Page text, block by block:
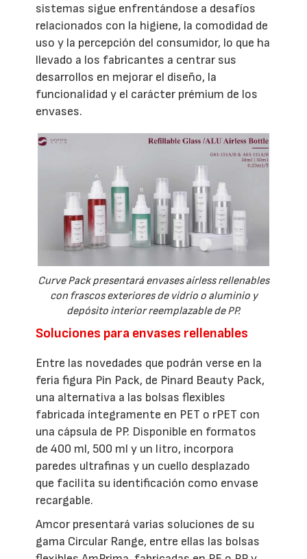
sistemas sigue enfrentándose a desafíos
relacionados con la higiene, la comodidad de
uso y la percepción del consumidor, lo que ha
llevado a los fabricantes a centrar sus
desarrollos en mejorar el diseño, la
funcionalidad y el carácter prémium de los
envases.
Curve Pack presentará envases airless rellenables
con frascos exteriores de vidrio o aluminio y
depósito interior reemplazable de PP.
Soluciones para envases rellenables
Entre las novedades que podrán verse en la
feria figura Pin Pack, de Pinard Beauty Pack,
una alternativa a las bolsas flexibles
fabricada íntegramente en PET o rPET con
una cápsula de PP. Disponible en formatos
de 400 ml, 500 ml y un litro, incorpora
paredes ultrafinas y un cuello desplazado
que facilita su identificación como envase
recargable.
Amcor presentará varias soluciones de su
gama Circular Range, entre ellas las bolsas